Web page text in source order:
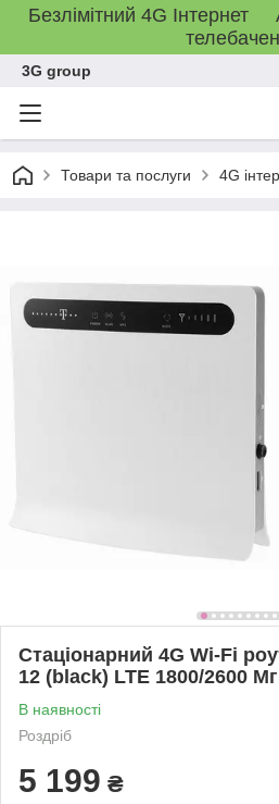
Безлімітний 4G
3G group
Товари та послуги 4G
Стаціонарний 4G Wi-Fi
12 (black) LTE 1800/2600
В наявності
Роздріб
5 199 ₴